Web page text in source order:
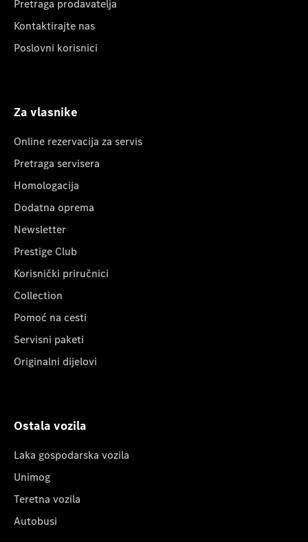
Pretraga prodavatelja
Kontaktirajte nas
Poslovni korisnici
Za vlasnike
Online rezervacija za servis
Pretraga servisera
Homologacija
Dodatna oprema
Newsletter
Prestige Club
Korisnički priručnici
Collection
Pomoć na cesti
Servisni paketi
Originalni dijelovi
Ostala vozila
Laka gospodarska vozila
Unimog
Teretna vozila
Autobusi